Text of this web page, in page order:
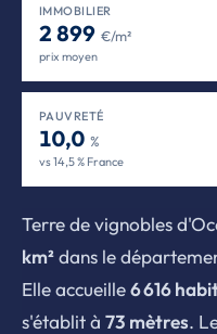
IMMOBILIER
2 899 €/m²
prix moyen
PAUVRETÉ
10,0 %
vs 14,5 % France
Terre de vignobles
km²dans le
Elle accueille6 616
s'établit à 73 mètres.